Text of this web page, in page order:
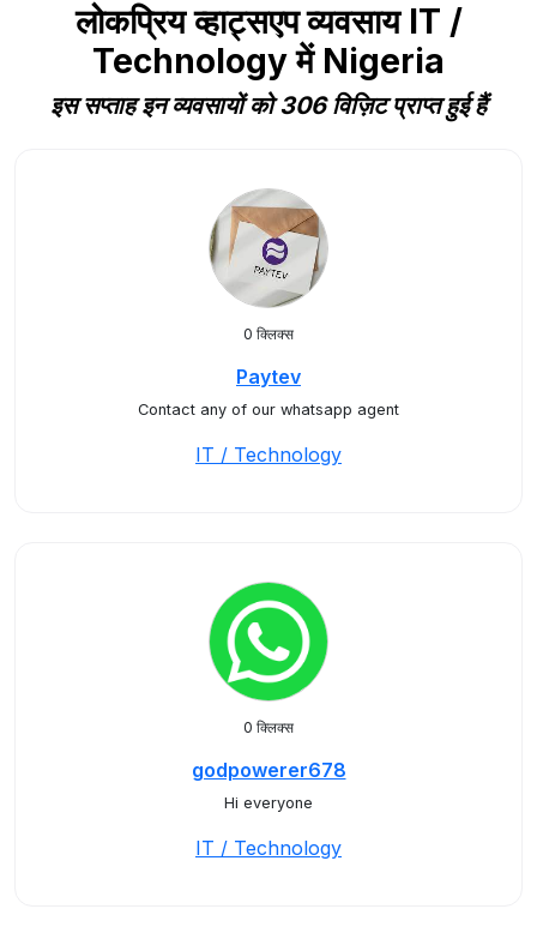
लोकप्रिय व्हाट्सएप व्यवसाय IT /
Technology में Nigeria
इस सप्ताह इन व्यवसायों को 306 विज़िट प्राप्त हुई हैं
0 क्लिक्स
Paytev
Contact any of our whatsapp agent
IT / Technology
0 क्लिक्स
godpowerer678
Hi everyone
IT / Technology